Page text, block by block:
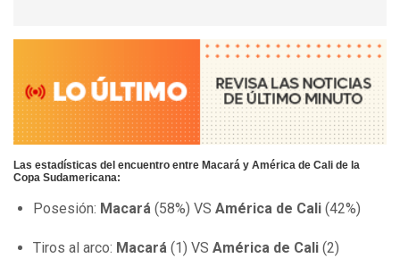
Las estadísticas del encuentro entre Macará y América de Cali de la
Copa Sudamericana:
Posesión: Macará (58%) VS América de Cali (42%)
Tiros al arco: Macará (1) VS América de Cali (2)